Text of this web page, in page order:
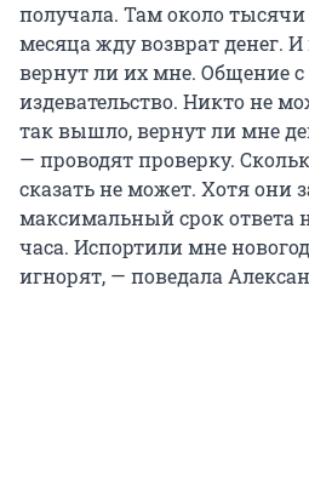
получала. Там около
месяца жду возврат денег.
вернут ли их мне. Общение
издевательство. Никто не
так вышло, вернут ли мне
— проводят проверку.
сказать не может. Хотя они
максимальный срок ответа
часа. Испортили мне
игнорят, — поведала